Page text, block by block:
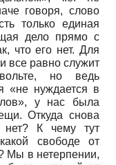
говоря, слово
только единая
дело прямо с
что его нет. Для
все равно служит
но ведь
«не нуждается в
у нас была
Откуда снова
нет? К чему тут
свободе от
Мы в нетерпении,